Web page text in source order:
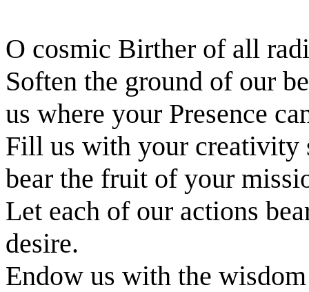
O cosmic Birther of all
Soften the ground of our
us where your Presence
Fill us with your creativity
bear the fruit of your
Let each of our actions
desire.
Endow us with the